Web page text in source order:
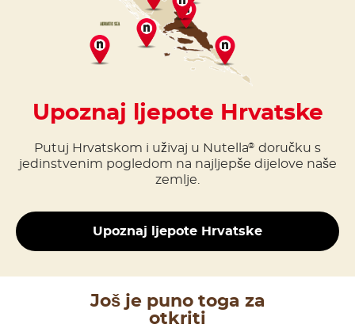
Upoznaj ljepote Hrvatske
Putuj Hrvatskom i uživaj u Nutella® doručku s
jedinstvenim pogledom na najljepše dijelove naše
zemlje.
Upoznaj ljepote Hrvatske
Još je puno toga za
otkriti